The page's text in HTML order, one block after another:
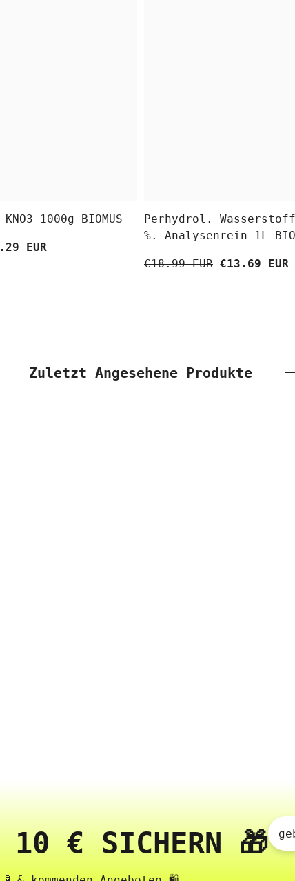
1000g BIOMUS
EUR
Perhydrol.
%. Analysenrein 1L
€18.99 EUR €13.69 EUR
Zuletzt Angesehene Produkte
10 € SICHERN 🎁